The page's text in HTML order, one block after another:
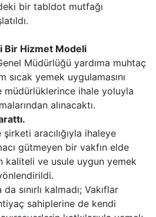
bir tabldot mutfağı
Bir Hizmet Modeli
Müdürlüğü yardıma muhtaç
yemek uygulamasını
müdürlüklerince ihale yoluyla
alınacaktı.
aracılığıyla ihaleye
gütmeyen bir vakfın elde
kaliteli ve usule uygun yemek
sınırlı kalmadı; Vakıflar
sahiplerine de kendi